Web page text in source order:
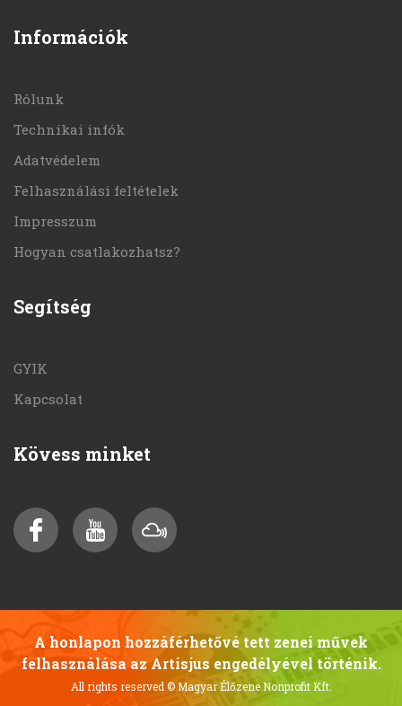
Információk
Rólunk
Technikai infók
Adatvédelem
Felhasználási feltételek
Impresszum
Hogyan csatlakozhatsz?
Segítség
GYIK
Kapcsolat
Kövess minket
A honlapon hozzáférhetővé tett zenei művek
felhasználása az Artisjus engedélyével történik.
All rights reserved© Magyar Élőzene Nonprofit Kft.